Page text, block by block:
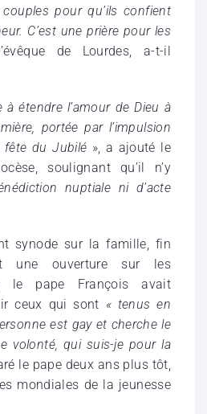
pour qu’ils confient
C’est une prière pour les
de Lourdes, a-t-il
à étendre l’amour de Dieu à
portée par l’impulsion
fête du Jubilé », a ajouté le
soulignant qu’il n’y
nuptiale ni d’acte
synode sur la famille, fin
une ouverture sur les
le pape François avait
ceux qui sont « tenus en
est gay et cherche le
volonté, qui suis-je pour la
le pape deux ans plus tôt,
mondiales de la jeunesse